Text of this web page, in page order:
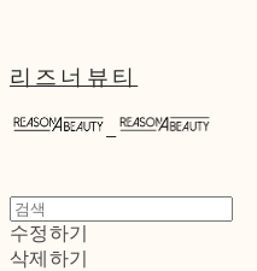
리즈너뷰티
수정하기
삭제하기